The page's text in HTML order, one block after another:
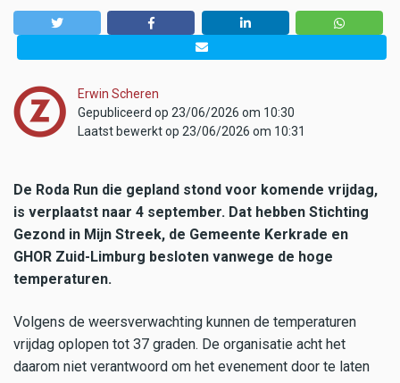
Erwin Scheren
Gepubliceerd op 23/06/2026 om 10:30
Laatst bewerkt op 23/06/2026 om 10:31
De Roda Run die gepland stond voor komende vrijdag,
is verplaatst naar 4 september. Dat hebben Stichting
Gezond in Mijn Streek, de Gemeente Kerkrade en
GHOR Zuid-Limburg besloten vanwege de hoge
temperaturen.
Volgens de weersverwachting kunnen de temperaturen
vrijdag oplopen tot 37 graden. De organisatie acht het
daarom niet verantwoord om het evenement door te laten